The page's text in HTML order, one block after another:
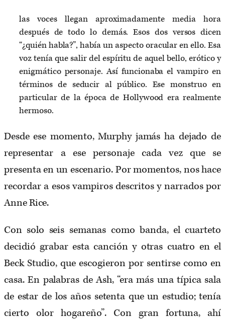
las voces llegan aproximadamente media hora
después de todo lo demás. Esos dos versos dicen
“¿quién habla?”, había un aspecto oracular en ello. Esa
voz tenía que salir del espíritu de aquel bello, erótico y
enigmático personaje. Así funcionaba el vampiro en
términos de seducir al público. Ese monstruo en
particular de la época de Hollywood era realmente
hermoso.
Desde ese momento, Murphy jamás ha dejado de
representar a ese personaje cada vez que se
presenta en un escenario. Por momentos, nos hace
recordar a esos vampiros descritos y narrados por
Anne Rice.
Con solo seis semanas como banda, el cuarteto
decidió grabar esta canción y otras cuatro en el
Beck Studio, que escogieron por sentirse como en
casa. En palabras de Ash, “era más una típica sala
de estar de los años setenta que un estudio; tenía
cierto olor hogareño”. Con gran fortuna, ahí